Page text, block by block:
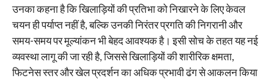
उनका कहना है कि खिलाड़ियों की प्रतिभा को निखारने के लिए केवल
चयन ही पर्याप्त नहीं है, बल्कि उनकी निरंतर प्रगति की निगरानी और
समय-समय पर मूल्यांकन भी बेहद आवश्यक है। इसी सोच के तहत यह नई
व्यवस्था लागू की जा रही है, जिससे खिलाड़ियों की शारीरिक क्षमता,
फिटनेस स्तर और खेल प्रदर्शन का अधिक प्रभावी ढंग से आकलन किया